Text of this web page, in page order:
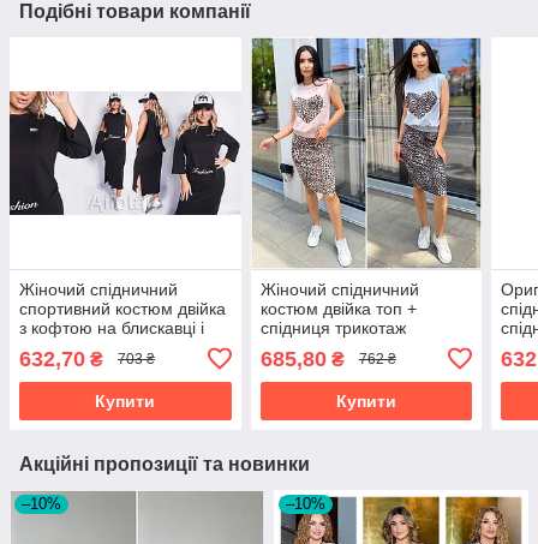
Подібні товари компанії
Жіночий спідничний
спортивний костюм двійка
з кофтою на блискавці і
632,70 ₴ 703 ₴
Купити
Жіночий спідничний
костюм двійка топ +
спідниця трикотаж
685,80₴ 762 ₴
Купити
Акційні пропозиції та новинки
–10% –10%